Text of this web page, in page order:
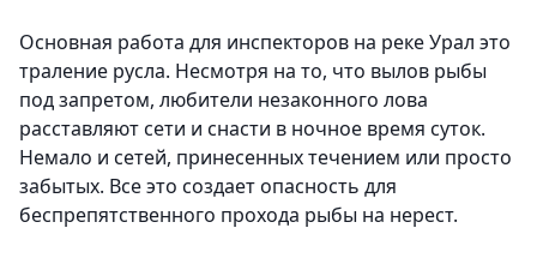
Основная работа для инспекторов на реке Урал это
траление русла. Несмотря на то, что вылов рыбы
под запретом, любители незаконного лова
расставляют сети и снасти в ночное время суток.
Немало и сетей, принесенных течением или просто
забытых. Все это создает опасность для
беспрепятственного прохода рыбы на нерест.